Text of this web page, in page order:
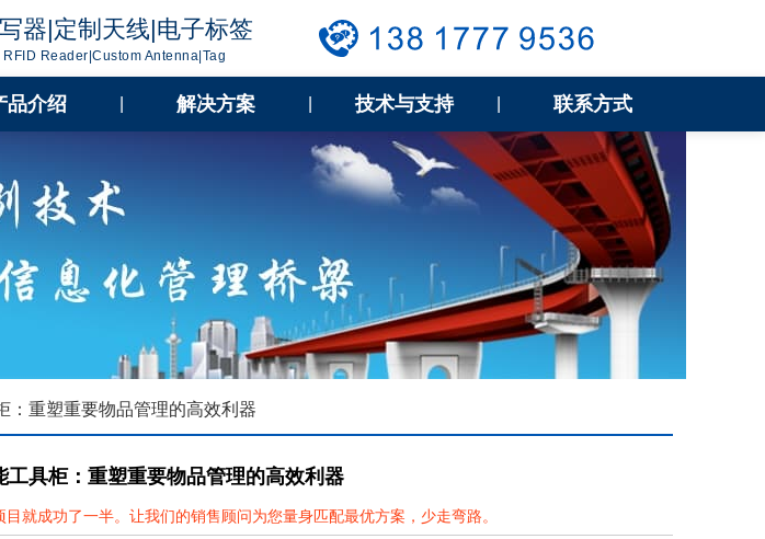
器|定制天线|电子标签
Reader|Custom Antenna|Tag
品介绍 解决方案 技术与支持 联系方式
：重塑重要物品管理的高效利器
工具柜：重塑重要物品管理的高效利器
就成功了一半。让我们的销售顾问为您量身匹配最优方案，少走弯路。